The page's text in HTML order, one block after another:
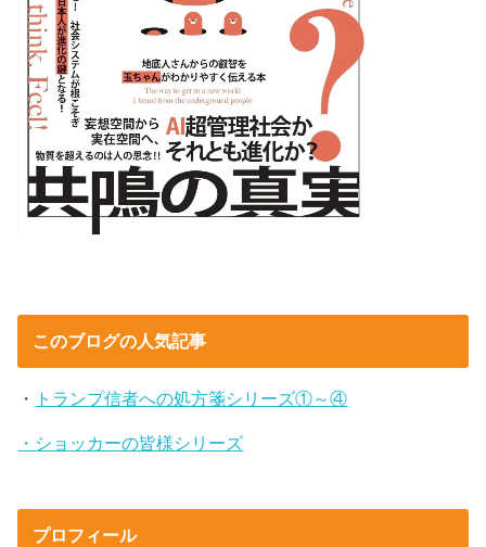
このブログの人気記事
・ トランプ信者への処方箋シリーズ①～④
・ショッカーの皆様シリーズ
プロフィール